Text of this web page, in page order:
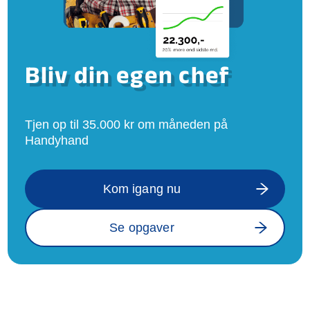
Bliv din egen chef
Tjen op til 35.000 kr om måneden på
Handyhand
Kom igang nu
Se opgaver